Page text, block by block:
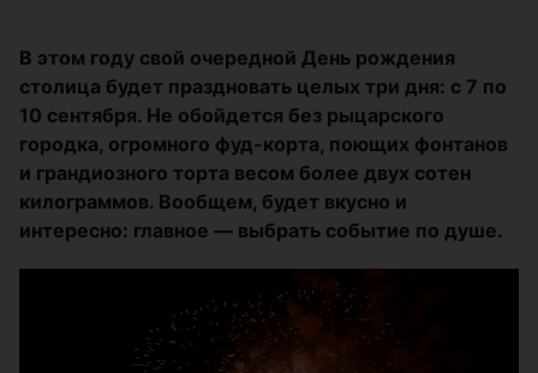
В этом году свой очередной День рождения
столица будет праздновать целых три дня: с 7 по
10 сентября. Не обойдется без рыцарского
городка, огромного фуд-корта, поющих фонтанов
и грандиозного торта весом более двух сотен
килограммов. Вообщем, будет вкусно и
интересно: главное — выбрать событие по душе.